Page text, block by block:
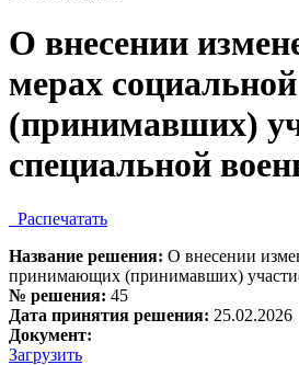
О внесении
мерах
(принимавших)
специальной
Распечатать
Название решения: О внесении
принимающих (принимавших) участие
№ решения: 45
Дата принятия решения: 25.02.2026
Документ:
Загрузить